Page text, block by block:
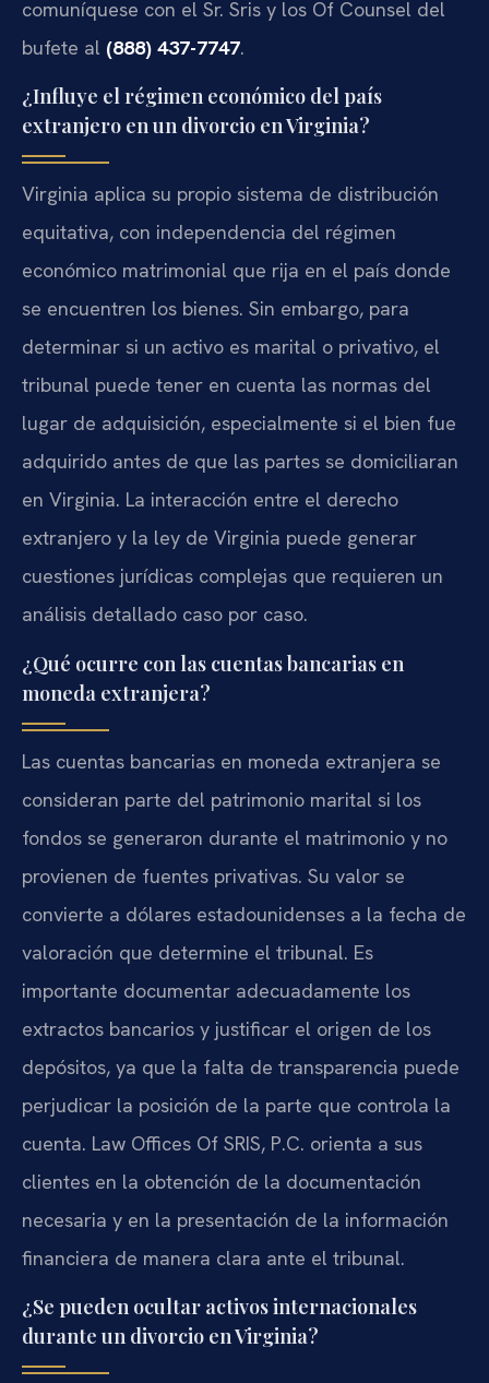
comuníquese con el Sr. Sris y los Of Counsel del
bufete al (888) 437-7747.
¿Influye el régimen económico del país
extranjero en un divorcio en Virginia?
Virginia aplica su propio sistema de distribución
equitativa, con independencia del régimen
económico matrimonial que rija en el país donde
se encuentren los bienes. Sin embargo, para
determinar si un activo es marital o privativo, el
tribunal puede tener en cuenta las normas del
lugar de adquisición, especialmente si el bien fue
adquirido antes de que las partes se domiciliaran
en Virginia. La interacción entre el derecho
extranjero y la ley de Virginia puede generar
cuestiones jurídicas complejas que requieren un
análisis detallado caso por caso.
¿Qué ocurre con las cuentas bancarias en
moneda extranjera?
Las cuentas bancarias en moneda extranjera se
consideran parte del patrimonio marital si los
fondos se generaron durante el matrimonio y no
provienen de fuentes privativas. Su valor se
convierte a dólares estadounidenses a la fecha de
valoración que determine el tribunal. Es
importante documentar adecuadamente los
extractos bancarios y justificar el origen de los
depósitos, ya que la falta de transparencia puede
perjudicar la posición de la parte que controla la
cuenta. Law Offices Of SRIS, P.C. orienta a sus
clientes en la obtención de la documentación
necesaria y en la presentación de la información
financiera de manera clara ante el tribunal.
¿Se pueden ocultar activos internacionales
durante un divorcio en Virginia?